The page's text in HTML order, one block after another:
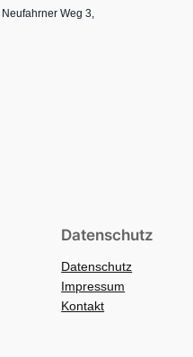
Neufahrner Weg 3,
Datenschutz
Datenschutz
Impressum
Kontakt